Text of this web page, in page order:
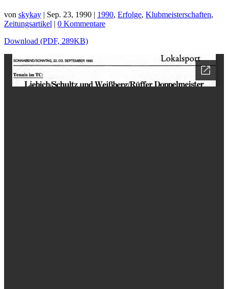
von skykay | Sep. 23, 1990 | 1990, Erfolge, Klubmeisterschaften,
Zeitungsartikel | 0 Kommentare
Download (PDF, 289KB)